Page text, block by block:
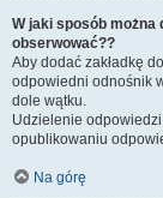
W jaki sposób można
obserwować??
Aby dodać zakładkę
odpowiedni odnośnik
dole wątku.
Udzielenie
opublikowaniu
Na górę